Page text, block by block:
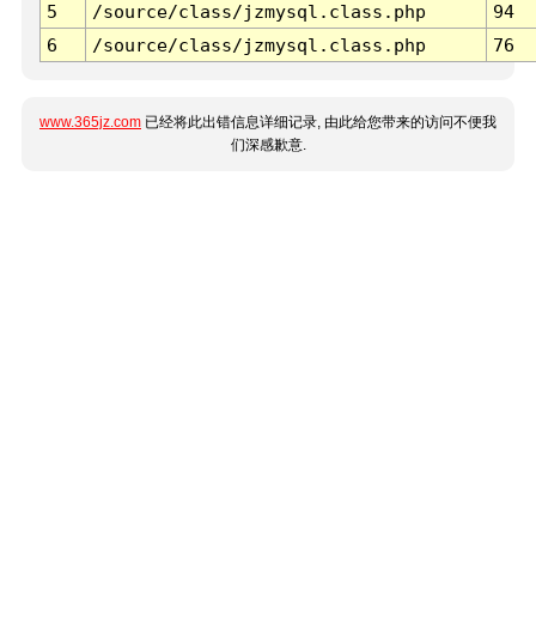
5
/source/class/jzmysql.class.php
94
6
/source/class/jzmysql.class.php 76
www.365jz.com 已经将此出错信息详细记录, 由此给您带来的访问不便我
们深感歉意.